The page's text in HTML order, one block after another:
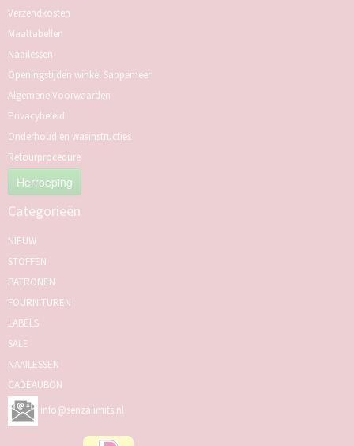
Verzendkosten
Maattabellen
Naailessen
Openingstijden winkel Sappemeer
Algemene Voorwaarden
Privacybeleid
Onderhoud en wasinstructies
Retourprocedure
Herroeping
Categorieën
NIEUW
STOFFEN
PATRONEN
FOURNITUREN
LABELS
SALE
NAAILESSEN
CADEAUBON
info@senzalimits.nl